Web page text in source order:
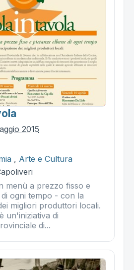
2015
, Arte e Cultura
menù a prezzo fisso e
ogni tempo - con la
migliori produttori locali.
un'iniziativa di
di...